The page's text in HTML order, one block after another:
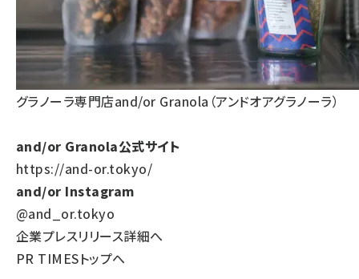
グラノーラ専門店and/or Granola（アンドオアグラノーラ）
and/or Granola公式サイト
https://and-or.tokyo/
and/or Instagram
@and_or.tokyo
企業プレスリリース詳細へ
PR TIMESトップへ